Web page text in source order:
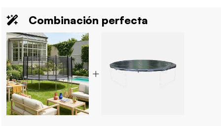
Combinación perfecta